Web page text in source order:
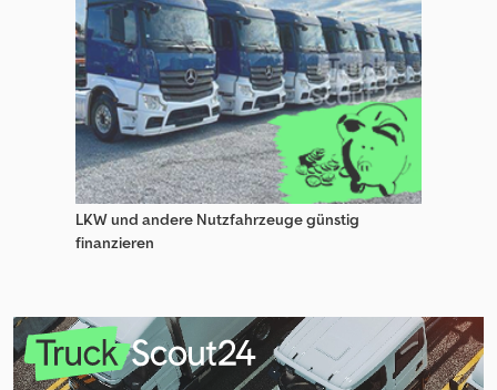
LKW und andere Nutzfahrzeuge günstig
finanzieren